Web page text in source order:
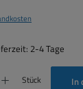
2-4 Tage
Wert ein
Stück In